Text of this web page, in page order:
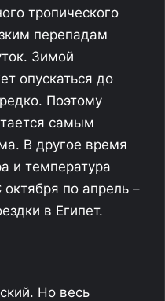
тропического
перепадам
Зимой
опускаться до
Поэтому
самым
В другое время
и температура
по апрель –
в Египет.
Но весь